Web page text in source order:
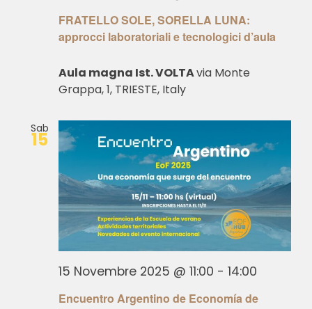
FRATELLO SOLE, SORELLA LUNA:
approcci laboratoriali e tecnologici d’aula
Aula magna Ist. VOLTAvia Monte
Grappa, 1, TRIESTE, Italy
Sab
15
Encuentro Argentino de Economía de
15 Novembre 2025 @ 11:00 - 14:00